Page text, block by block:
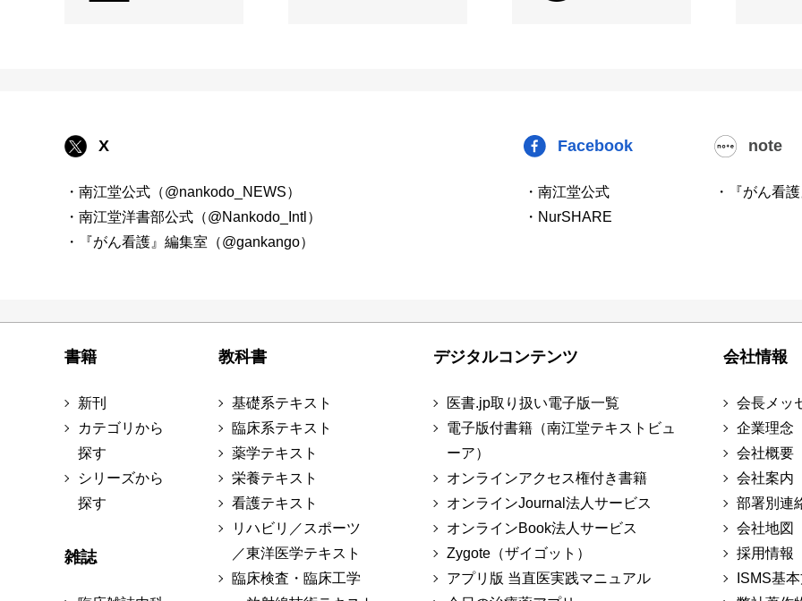
X
・南江堂公式（@nankodo_NEWS）
・南江堂洋書部公式（@Nankodo_Intl）
・『がん看護』編集室（@gankango）
Facebook
・南江堂公式
・NurSHARE
note
・『がん看
書籍
新刊
カテゴリから
探す
シリーズから
探す
雑誌
教科書
基礎系テキスト
臨床系テキスト
薬学テキスト
栄養テキスト
看護テキスト
リハビリ／スポーツ
／東洋医学テキスト
臨床検査・臨床工学
デジタルコンテンツ
医書.jp取り扱い電子版一覧
電子版付書籍（南江堂テキストビュ
ーア）
オンラインアクセス権付き書籍
オンラインJournal法人サービス
オンラインBook法人サービス
Zygote（ザイゴット）
アプリ版 当直医実践マニュアル
会社情報
会長メッ
企業理念
会社概要
会社案内
部署別連
会社地図
採用情報
ISMS基